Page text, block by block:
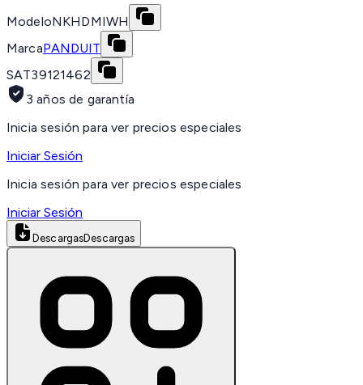
ModeloNKHDMIWH
MarcaPANDUIT
SAT39121462
3 años de garantía
Inicia sesión para ver precios especiales
Iniciar Sesión
Inicia sesión para ver precios especiales
Iniciar Sesión
DescargasDescargas